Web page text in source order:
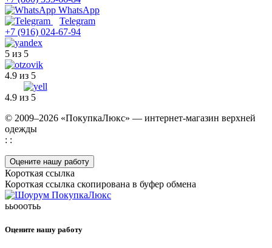
WhatsApp
Telegram
+7 (916) 024-67-94
5 из 5
4.9 из 5
4.9 из 5
© 2009–2026 «ПокупкаЛюкс» — интернет-магазин верхней
одежды
: :
Оцените нашу работу
Короткая ссылка
Короткая ссылка скопирована в буфер обмена
ььооотьь
Оцените нашу работу